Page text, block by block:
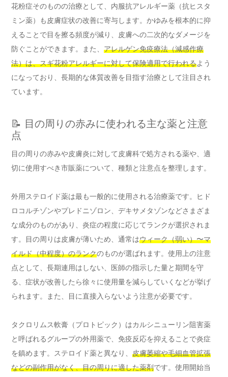
花粉症そのものの治療として、内服抗アレルギー薬（抗ヒスタ
ミン薬）も皮膚症状の改善に寄与します。かゆみを根本的に抑
えることで目を擦る頻度が減り、皮膚への二次的なダメージを
防ぐことができます。また、 アレルゲン免疫療法（減感作療
法）は、スギ花粉アレルギーに対して保険適用で行われるよう
になっており、長期的な体質改善を目指す治療として注目され
ています。
📝 目の周りの赤みに使われる主な薬と注意
点
目の周りの赤みや皮膚炎に対して皮膚科で処方される薬や、適
切に使用すべき市販薬について、種類と注意点を整理します。
外用ステロイド薬は最も一般的に使用される治療薬です。ヒド
ロコルチゾンやプレドニゾロン、デキサメタゾンなどさまざま
な成分のものがあり、炎症の程度に応じてランクが選択されま
す。目の周りは皮膚が薄いため、通常はウィーク（弱い）〜マ
イルド（中程度）のランクのものが選ばれます。使用上の注意
点として、長期連用はしない、医師の指示した量と期間を守
る、症状が改善したら徐々に使用量を減らしていくなどが挙げ
られます。また、目に直接入らないよう注意が必要です。
タクロリムス軟膏（プロトピック）はカルシニューリン阻害薬
と呼ばれるグループの外用薬で、免疫反応を抑えることで炎症
を鎮めます。ステロイド薬と異なり、 皮膚萎縮や毛細血管拡張
などの副作用がなく、目の周りに適した薬剤です。使用開始当